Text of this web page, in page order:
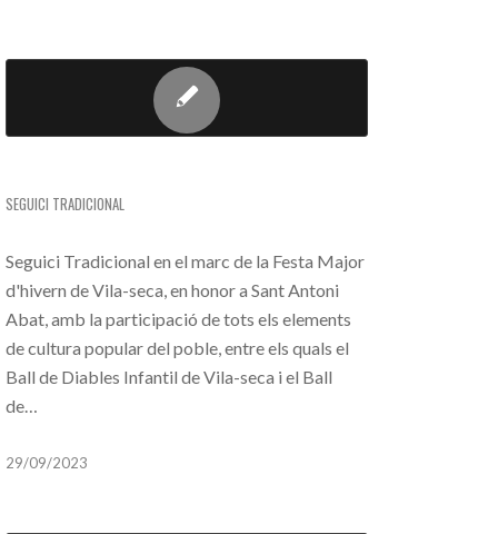
SEGUICI TRADICIONAL
Seguici Tradicional en el marc de la Festa Major
d'hivern de Vila-seca, en honor a Sant Antoni
Abat, amb la participació de tots els elements
de cultura popular del poble, entre els quals el
Ball de Diables Infantil de Vila-seca i el Ball
de…
29/09/2023